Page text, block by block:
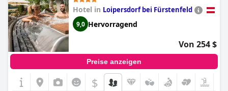
Achensee liegt. Das Spa im obersten Stockwerk bietet einen
Blick auf die umliegende Natur und den ruhigen See und schafft
so eine ruhige Umgebung zum Entspannen. Eine Massage in
diesem Ambiente bietet mit einer Reihe von Behandlungen
ganzheitliche Nahrung für Körper und Geist und verstärkt das
erholsame Erlebnis, das das Seehotel Einwaller seinen
erwachsenen Gästen verspricht.
ONLY)
Hotel in Loipersdorf bei Fürstenfeld
9,0 Hervorragend
Von 254 $
Preise anzeigen
$